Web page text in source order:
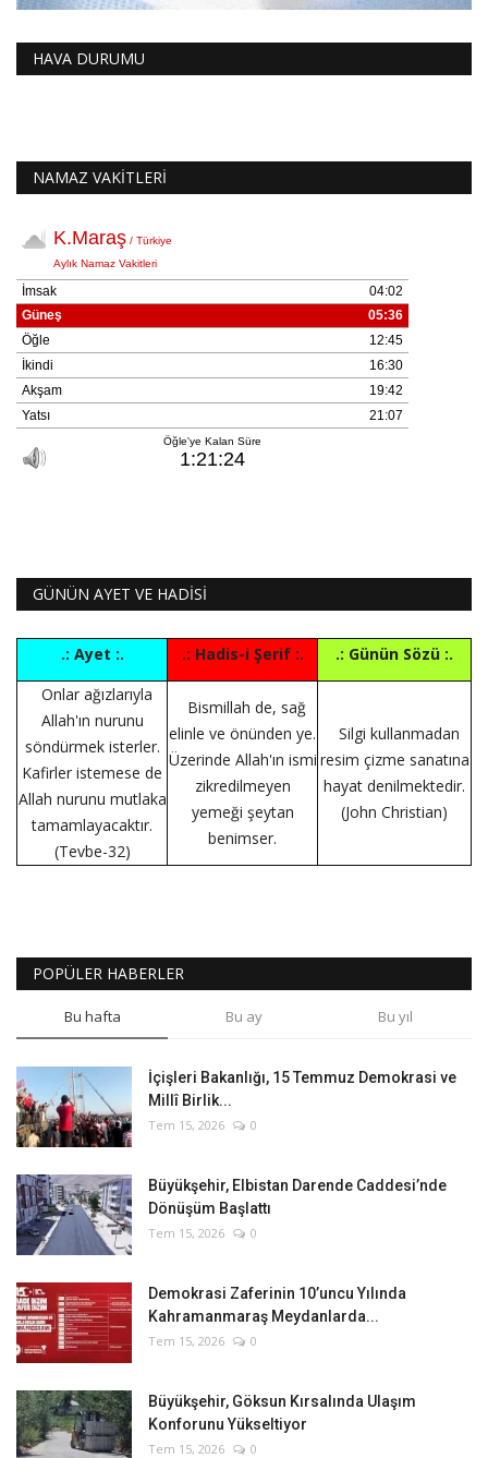
HAVA DURUMU
NAMAZ VAKİTLERİ
GÜNÜN AYET VE HADİSİ
.: Ayet :. .: Hadis-i Şerif :.
.: Günün Sözü :.
Onlar ağızlarıyla
Allah'ın nurunu
söndürmek isterler.
Kafirler istemese de
Allah nurunu mutlaka
tamamlayacaktır.
(Tevbe-32)
Bismillah de, sağ
elinle ve önünden ye.
Üzerinde Allah'ın ismi
zikredilmeyen
yemeği şeytan
benimser.
Silgi kullanmadan
resim çizme sanatına
hayat denilmektedir.
(John Christian)
POPÜLER HABERLER
Bu hafta Bu ay Bu yıl
İçişleri Bakanlığı, 15 Temmuz Demokrasi ve
Millî Birlik...
Tem 15, 2026 0
Büyükşehir, Elbistan Darende Caddesi’nde
Dönüşüm Başlattı
Tem 15, 2026 0
Demokrasi Zaferinin 10’uncu Yılında
Kahramanmaraş Meydanlarda...
Tem 15, 2026 0
Büyükşehir, Göksun Kırsalında Ulaşım
Konforunu Yükseltiyor
Tem 15, 2026 0